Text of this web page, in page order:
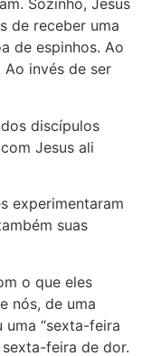
Sozinho, Jesus
de receber uma
de espinhos. Ao
invés de ser
discípulos
Jesus ali
experimentaram
suas
o que eles
nós, de uma
“sexta-feira
feira de dor.